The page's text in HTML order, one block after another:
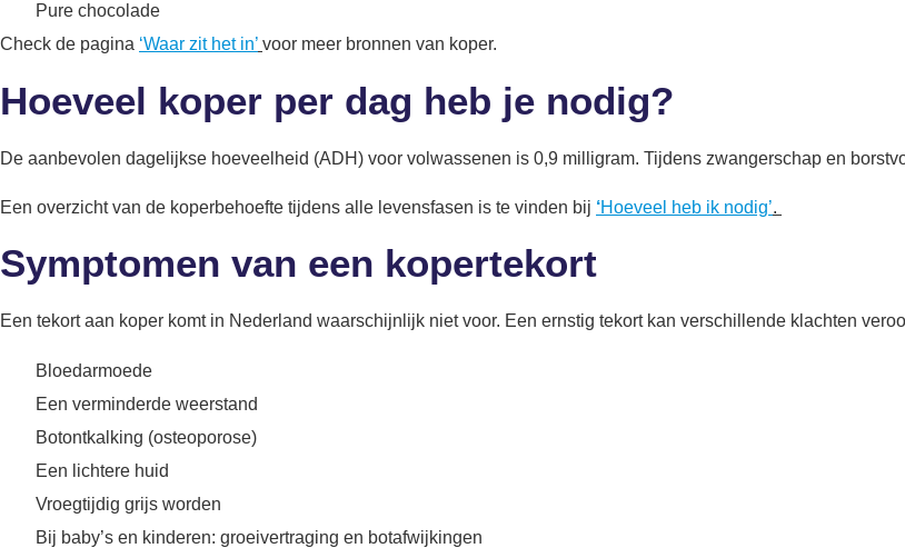
Pure chocolade
Check de pagina ‘Waar zit het in’ voor meer bronnen van koper.
Hoeveel koper per dag heb je nodig?
De aanbevolen dagelijkse hoeveelheid (ADH) voor volwassenen is 0,9 milligram. Tijdens zwangerschap en
Een overzicht van de koperbehoefte tijdens alle levensfasen is te vinden bij ‘Hoeveel heb ik nodig’.
Symptomen van een kopertekort
Een tekort aan koper komt in Nederland waarschijnlijk niet voor. Een ernstig tekort kan verschillende klachten
Bloedarmoede
Een verminderde weerstand
Botontkalking (osteoporose)
Een lichtere huid
Vroegtijdig grijs worden
Bij baby’s en kinderen: groeivertraging en botafwijkingen